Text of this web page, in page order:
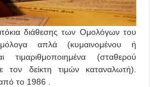
διάθεσης των Ομολόγων του
απλά (κυμαινομένου ή
τιμαριθμοποιημένα (σταθερού
τον δείκτη τιμών καταναλωτή).
το 1986 .